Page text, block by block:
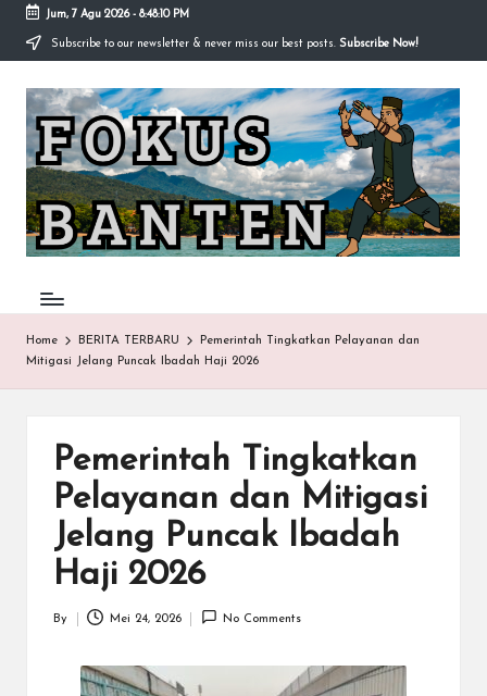
Skip
content
Jum, 7 Agu 2026- 8:48:10 PM
Subscribe to our newsletter & never miss our best posts. Subscribe Now!
F
O
K
U
S-
B
A
N
O
Home BERITA TERBARU
Pemerintah Tingkatkan Pelayanan dan
Mitigasi Jelang Puncak Ibadah Haji 2026
Pemerintah Tingkatkan
Pelayanan dan Mitigasi
Jelang Puncak Ibadah
Haji 2026
Posted
By Mei 24, 2026 No Comments